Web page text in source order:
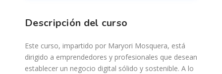
Descripción del curso
Este curso, impartido por Maryori Mosquera, está
dirigido a emprendedores y profesionales que desean
establecer un negocio digital sólido y sostenible. A lo